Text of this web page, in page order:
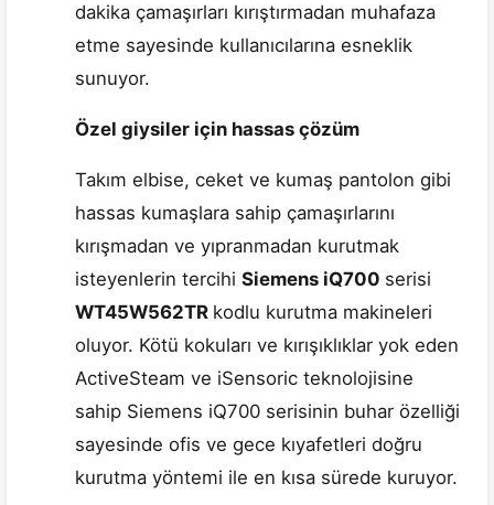
dakika çamaşırları kırıştırmadan muhafaza
etme sayesinde kullanıcılarına esneklik
sunuyor.
Özel giysiler için hassas çözüm
Takım elbise, ceket ve kumaş pantolon gibi
hassas kumaşlara sahip çamaşırlarını
kırışmadan ve yıpranmadan kurutmak
isteyenlerin tercihi Siemens iQ700 serisi
WT45W562TR kodlu kurutma makineleri
oluyor. Kötü kokuları ve kırışıklıklar yok eden
ActiveSteam ve iSensoric teknolojisine
sahip Siemens iQ700 serisinin buhar özelliği
sayesinde ofis ve gece kıyafetleri doğru
kurutma yöntemi ile en kısa sürede kuruyor.